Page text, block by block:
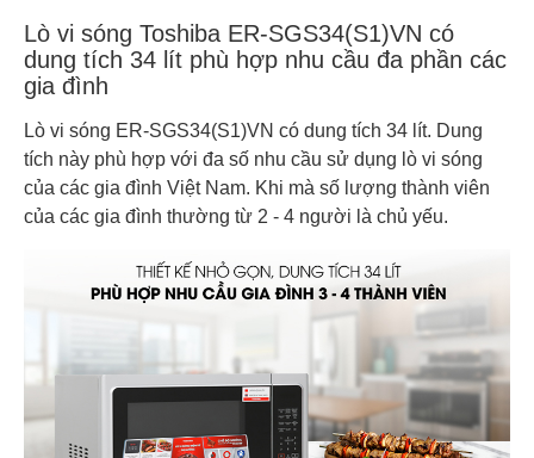
Lò vi sóng Toshiba ER-SGS34(S1)VN có
dung tích 34 lít phù hợp nhu cầu đa phần các
gia đình
Lò vi sóng ER-SGS34(S1)VN có dung tích 34 lít. Dung
tích này phù hợp với đa số nhu cầu sử dụng lò vi sóng
của các gia đình Việt Nam. Khi mà số lượng thành viên
của các gia đình thường từ 2 - 4 người là chủ yếu.